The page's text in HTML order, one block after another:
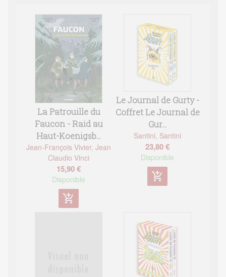
La Patrouille du
Faucon - Raid au
Haut-Koenigsb...
Jean-François Vivier, Jean
Claudio Vinci
15,90 €
Disponible
add_shopping_cart
Le Journal de Gurty -
Coffret Le Journal de
Gur...
Santini, Santini
23,80 €
Disponible
add_shopping_cart